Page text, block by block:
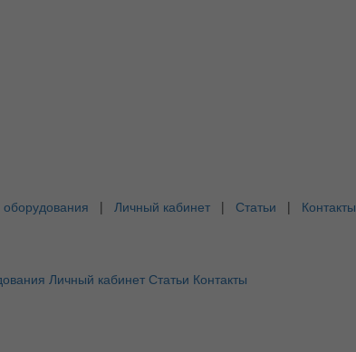
оборудования | Личный кабинет | Статьи | Контакты
Личный кабинет Статьи Контакты